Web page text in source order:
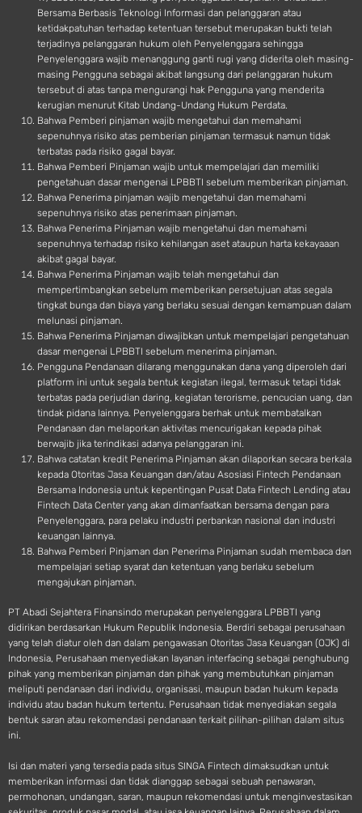
Bersama Berbasis Teknologi Informasi dan pelanggaran atau
ketidakpatuhan terhadap ketentuan tersebut merupakan bukti telah
terjadinya pelanggaran hukum oleh Penyelenggara sehingga
Penyelenggara wajib menanggung ganti rugi yang diderita oleh masing-
masing Pengguna sebagai akibat langsung dari pelanggaran hukum
tersebut di atas tanpa mengurangi hak Pengguna yang menderita
kerugian menurut Kitab Undang-Undang Hukum Perdata.
Bahwa Pemberi pinjaman wajib mengetahui dan memahami
sepenuhnya risiko atas pemberian pinjaman termasuk namun tidak
terbatas pada risiko gagal bayar.
Bahwa Pemberi Pinjaman wajib untuk mempelajari dan memiliki
pengetahuan dasar mengenai LPBBTI sebelum memberikan pinjaman.
Bahwa Penerima pinjaman wajib mengetahui dan memahami
sepenuhnya risiko atas penerimaan pinjaman.
Bahwa Penerima Pinjaman wajib mengetahui dan memahami
sepenuhnya terhadap risiko kehilangan aset ataupun harta kekayaaan
akibat gagal bayar.
Bahwa Penerima Pinjaman wajib telah mengetahui dan
mempertimbangkan sebelum memberikan persetujuan atas segala
tingkat bunga dan biaya yang berlaku sesuai dengan kemampuan dalam
melunasi pinjaman.
Bahwa Penerima Pinjaman diwajibkan untuk mempelajari pengetahuan
dasar mengenai LPBBTI sebelum menerima pinjaman.
Pengguna Pendanaan dilarang menggunakan dana yang diperoleh dari
platform ini untuk segala bentuk kegiatan ilegal, termasuk tetapi tidak
terbatas pada perjudian daring, kegiatan terorisme, pencucian uang, dan
tindak pidana lainnya. Penyelenggara berhak untuk membatalkan
Pendanaan dan melaporkan aktivitas mencurigakan kepada pihak
berwajib jika terindikasi adanya pelanggaran ini.
Bahwa catatan kredit Penerima Pinjaman akan dilaporkan secara berkala
kepada Otoritas Jasa Keuangan dan/atau Asosiasi Fintech Pendanaan
Bersama Indonesia untuk kepentingan Pusat Data Fintech Lending atau
Fintech Data Center yang akan dimanfaatkan bersama dengan para
Penyelenggara, para pelaku industri perbankan nasional dan industri
keuangan lainnya.
Bahwa Pemberi Pinjaman dan Penerima Pinjaman sudah membaca dan
mempelajari setiap syarat dan ketentuan yang berlaku sebelum
mengajukan pinjaman.
PT Abadi Sejahtera Finansindo merupakan penyelenggara LPBBTI yang
didirikan berdasarkan Hukum Republik Indonesia. Berdiri sebagai perusahaan
yang telah diatur oleh dan dalam pengawasan Otoritas Jasa Keuangan (OJK) di
Indonesia, Perusahaan menyediakan layanan interfacing sebagai penghubung
pihak yang memberikan pinjaman dan pihak yang membutuhkan pinjaman
meliputi pendanaan dari individu, organisasi, maupun badan hukum kepada
individu atau badan hukum tertentu. Perusahaan tidak menyediakan segala
bentuk saran atau rekomendasi pendanaan terkait pilihan-pilihan dalam situs
ini.
Isi dan materi yang tersedia pada situs SINGA Fintech dimaksudkan untuk
memberikan informasi dan tidak dianggap sebagai sebuah penawaran,
permohonan, undangan, saran, maupun rekomendasi untuk menginvestasikan